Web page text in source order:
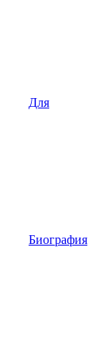
Для
Биография